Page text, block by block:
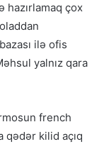
hazırlamaq çox
ilə ofis
yalnız qara
french
qədər kilid açıq